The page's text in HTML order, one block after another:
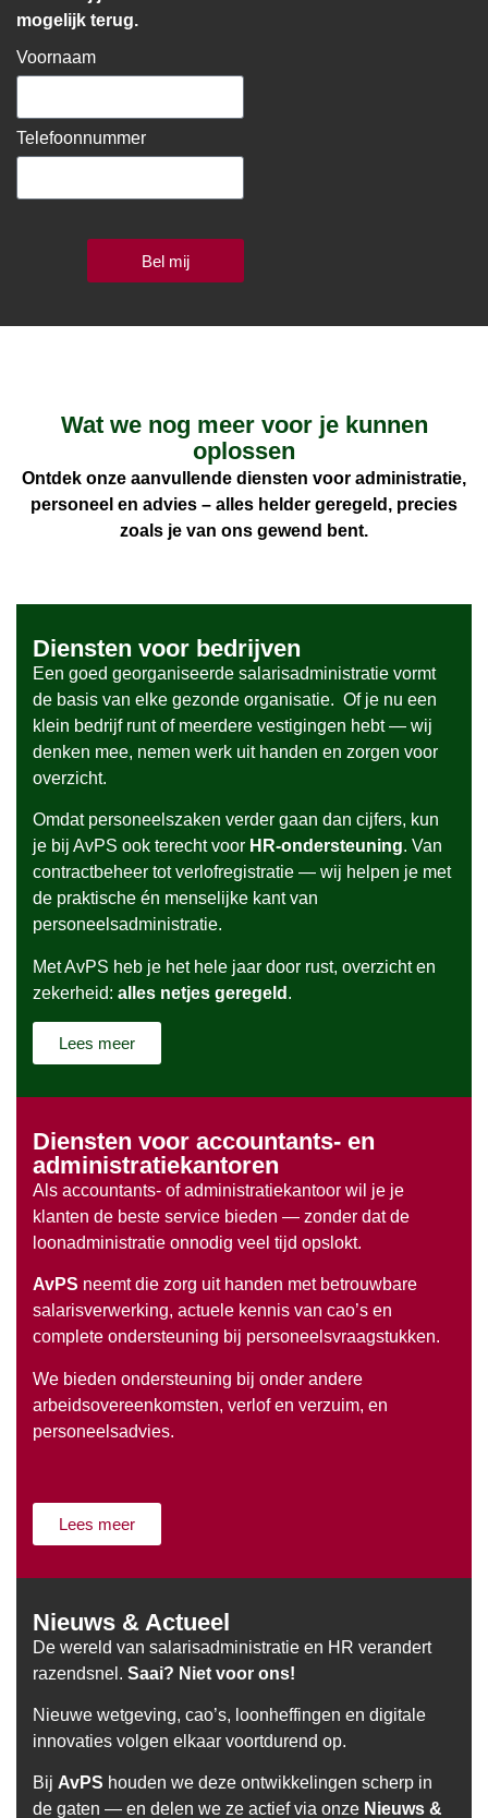
mogelijk terug.
Voornaam
Telefoonnummer
Bel mij
Wat we nog meer voor je kunnen
oplossen
Ontdek onze aanvullende diensten voor administratie,
personeel en advies – alles helder geregeld, precies
zoals je van ons gewend bent.
Diensten voor bedrijven
Een goed georganiseerde salarisadministratie vormt
de basis van elke gezonde organisatie. Of je nu een
klein bedrijf runt of meerdere vestigingen hebt — wij
denken mee, nemen werk uit handen en zorgen voor
overzicht.
Omdat personeelszaken verder gaan dan cijfers, kun
je bij AvPS ook terecht voor HR-ondersteuning. Van
contractbeheer tot verlofregistratie — wij helpen je met
de praktische én menselijke kant van
personeelsadministratie.
Met AvPS heb je het hele jaar door rust, overzicht en
zekerheid: alles netjes geregeld .
Lees meer
Diensten voor accountants- en
administratiekantoren
Als accountants- of administratiekantoor wil je je
klanten de beste service bieden — zonder dat de
loonadministratie onnodig veel tijd opslokt.
AvPS neemt die zorg uit handen met betrouwbare
salarisverwerking, actuele kennis van cao’s en
complete ondersteuning bij personeelsvraagstukken.
We bieden ondersteuning bij onder andere
arbeidsovereenkomsten, verlof en verzuim, en
personeelsadvies.
Lees meer
Nieuws & Actueel
De wereld van salarisadministratie en HR verandert
razendsnel. Saai? Niet voor ons!
Nieuwe wetgeving, cao’s, loonheffingen en digitale
innovaties volgen elkaar voortdurend op.
Bij AvPS houden we deze ontwikkelingen scherp in
de gaten — en delen we ze actief via onze Nieuws &